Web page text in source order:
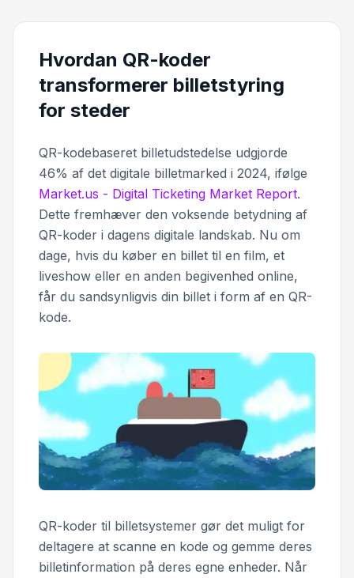
Hvordan QR-koder
transformerer billetstyring
for steder
QR-kodebaseret billetudstedelse udgjorde
46% af det digitale billetmarked i 2024, ifølge
Market.us - Digital Ticketing Market Report.
Dette fremhæver den voksende betydning af
QR-koder i dagens digitale landskab. Nu om
dage, hvis du køber en billet til en film, et
liveshow eller en anden begivenhed online,
får du sandsynligvis din billet i form af en QR-
kode.
QR-koder til billetsystemer gør det muligt for
deltagere at scanne en kode og gemme deres
billetinformation på deres egne enheder. Når